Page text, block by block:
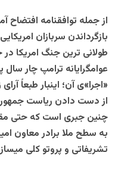
از جمله توافقنامه افتضاح
بازگرداندن سربازان
طولانی ترین جنگ امریکا
عوامگرایانه ترامپ چار
«اجرا»ی آن؛ اینبار طبعاً
از دست دادن ریاست
چنین جبری است که حتی
به سطح ملا برادر معاون
تشریفاتی و پروتو کلی